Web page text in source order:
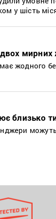
у шість
жодного
близько